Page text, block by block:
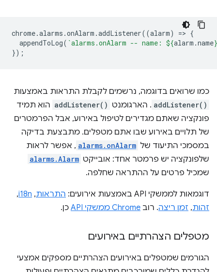
chrome.alarms .onAlarm .addListener((alarm) => {
appendToLog( `alarms.onAlarm -- name: ${alarm .name}
});
כמו שרואים בדוגמה, נרשמים לקבלת התראות באמצעות
addListener() . הארגומנט addListener() הוא תמיד
פונקציה שאתם מגדירים לטיפול באירוע, אבל הפרמטרים
של תלויים באירוע שבו אתם מטפלים. מתבצעת בדיקה
במסמכי התיעוד של alarms.onAlarm , אפשר לראות
שלפונקציה יש פרמטר אחד: אובייקט alarms.Alarm
שמכיל פרטים על ההתראה שחלפה.
דוגמאות לממשקי API באמצעות אירועים: התראות,
i18n
,
זהות, זמן ריצה. רוב Chrome ממשקי API כן.
מטפלים הצהרתיים באירועים
הגורמים שמטפלים באירועים הצהרתיים מספקים אמצעי